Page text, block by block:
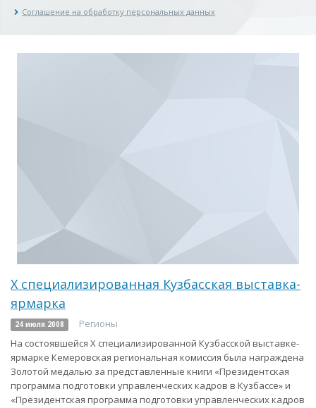
Соглашение на обработку персональных данных
Х специализированная Кузбасская выставка-
ярмарка
24 июля 2008
Регионы
На состоявшейся Х специализированной Кузбасской выставке-
ярмарке Кемеровская региональная комиссия была награждена
Золотой медалью за представленные книги «Президентская
программа подготовки управленческих кадров в Кузбассе» и
«Президентская программа подготовки управленческих кадров